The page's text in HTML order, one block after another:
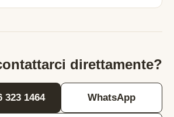
direttamente?
323 1464 WhatsApp